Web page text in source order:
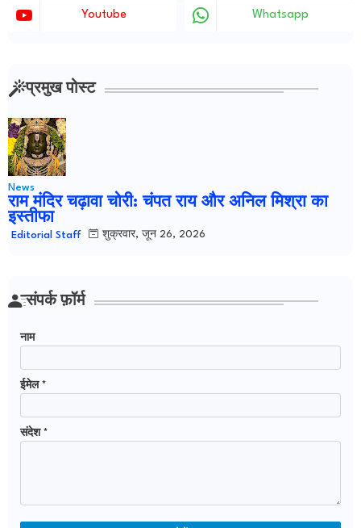
Youtube Whatsapp
प्रमुख पोस्ट
News
राम मंदिर चढ़ावा चोरी: चंपत राय और अनिल मिश्रा का
इस्तीफा
Editorial Staff शुक्रवार, जून 26, 2026
संपर्क फ़ॉर्म
नाम
ईमेल *
संदेश *